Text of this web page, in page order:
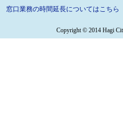
窓口業務の時間延長についてはこちら
Copyright © 2014 Hagi